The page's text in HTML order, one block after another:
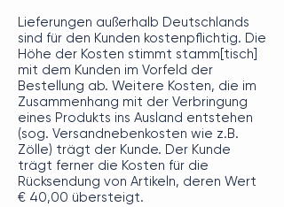
Lieferungen außerhalb Deutschlands
sind für den Kunden kostenpflichtig. Die
Höhe der Kosten stimmt stamm[tisch]
mit dem Kunden im Vorfeld der
Bestellung ab. Weitere Kosten, die im
Zusammenhang mit der Verbringung
eines Produkts ins Ausland entstehen
(sog. Versandnebenkosten wie z.B.
Zölle) trägt der Kunde. Der Kunde
trägt ferner die Kosten für die
Rücksendung von Artikeln, deren Wert
€ 40,00 übersteigt.